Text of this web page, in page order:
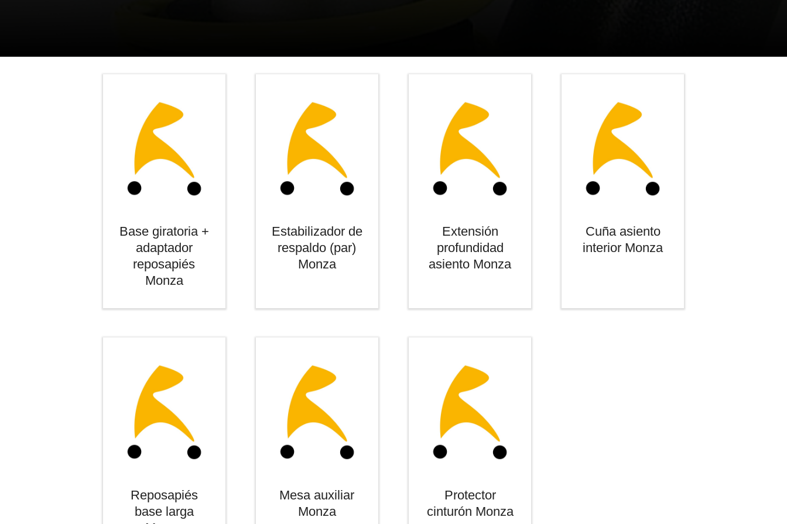
Base giratoria +
adaptador
reposapiés
Monza
Estabilizador de
respaldo (par)
Monza
Extensión
profundidad
asiento Monza
Cuña asiento
interior Monza
Reposapiés
base larga
Mesa auxiliar
Monza
Protector
cinturón Monza